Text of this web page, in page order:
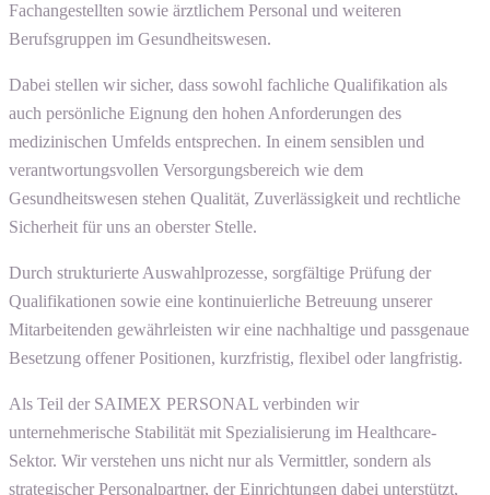
Fachangestellten sowie ärztlichem Personal und weiteren
Berufsgruppen im Gesundheitswesen.
Dabei stellen wir sicher, dass sowohl fachliche Qualifikation als
auch persönliche Eignung den hohen Anforderungen des
medizinischen Umfelds entsprechen. In einem sensiblen und
verantwortungsvollen Versorgungsbereich wie dem
Gesundheitswesen stehen Qualität, Zuverlässigkeit und rechtliche
Sicherheit für uns an oberster Stelle.
Durch strukturierte Auswahlprozesse, sorgfältige Prüfung der
Qualifikationen sowie eine kontinuierliche Betreuung unserer
Mitarbeitenden gewährleisten wir eine nachhaltige und passgenaue
Besetzung offener Positionen, kurzfristig, flexibel oder langfristig.
Als Teil der SAIMEX PERSONAL verbinden wir
unternehmerische Stabilität mit Spezialisierung im Healthcare-
Sektor. Wir verstehen uns nicht nur als Vermittler, sondern als
strategischer Personalpartner, der Einrichtungen dabei unterstützt,